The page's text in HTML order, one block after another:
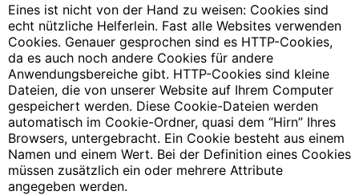
Eines ist nicht von der Hand zu weisen: Cookies sind
echt nützliche Helferlein. Fast alle Websites verwenden
Cookies. Genauer gesprochen sind es HTTP-Cookies,
da es auch noch andere Cookies für andere
Anwendungsbereiche gibt. HTTP-Cookies sind kleine
Dateien, die von unserer Website auf Ihrem Computer
gespeichert werden. Diese Cookie-Dateien werden
automatisch im Cookie-Ordner, quasi dem “Hirn” Ihres
Browsers, untergebracht. Ein Cookie besteht aus einem
Namen und einem Wert. Bei der Definition eines Cookies
müssen zusätzlich ein oder mehrere Attribute
angegeben werden.